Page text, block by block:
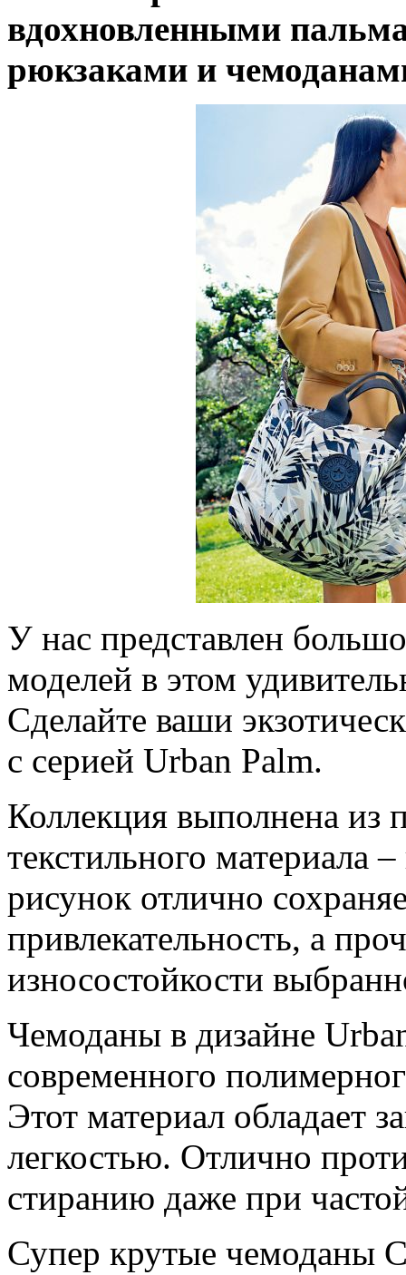
вдохновленными
рюкзаками и
У нас представлен
моделей в этом
Сделайте ваши
с серией Urban Palm.
Коллекция выполнена из
текстильного материала
рисунок отлично
привлекательность, а
износостойкости
Чемоданы в дизайне
современного
Этот материал обладает
легкостью. Отлично
стиранию даже при
Супер крутые чемоданы